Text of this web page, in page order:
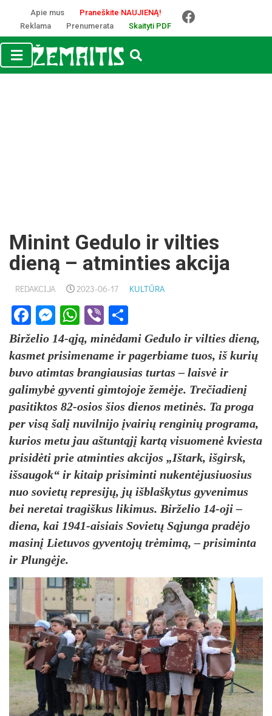
Apie mus
Praneškite NAUJIENĄ!
Reklama
Prenumerata Skaityti PDF
Minint Gedulo ir vilties
dieną – atminties akcija
REDAKCIJA 2023-06-17 KULTŪRA
Facebook
Messenger
WhatsApp
Viber
Birželio 14-ąją, minėdami Gedulo ir vilties dieną,
kasmet prisimename ir pagerbiame tuos, iš kurių
buvo atimtas brangiausias turtas – laisvė ir
galimybė gyventi gimtojoje žemėje. Trečiadienį
pasitiktos 82-osios šios dienos metinės. Ta proga
per visą šalį nuvilnijo įvairių renginių programa,
kurios metu jau aštuntąjį kartą visuomenė kviesta
prisidėti prie atminties akcijos „Ištark, išgirsk,
išsaugok“ ir kitaip prisiminti nukentėjusiuosius
nuo sovietų represijų, jų išblaškytus gyvenimus
bei neretai tragiškus likimus. Birželio 14-oji –
diena, kai 1941-aisiais Sovietų Sąjunga pradėjo
masinį Lietuvos gyventojų trėmimą, – prisiminta
ir Plungėje.